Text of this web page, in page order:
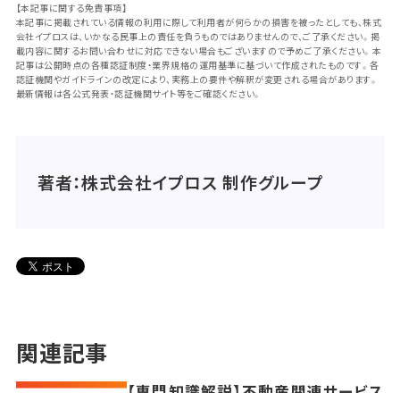
【本記事に関する免責事項】
本記事に掲載されている情報の利用に際して利用者が何らかの損害を被ったとしても、株式
会社イプロスは、いかなる民事上の責任を負うものではありませんので、ご了承ください。掲
載内容に関するお問い合わせに対応できない場合もございますので予めご了承ください。本
記事は公開時点の各種認証制度・業界規格の運用基準に基づいて作成されたものです。各
認証機関やガイドラインの改定により、実務上の要件や解釈が変更される場合があります。
最新情報は各公式発表・認証機関サイト等をご確認ください。
著者：株式会社イプロス 制作グループ
関連記事